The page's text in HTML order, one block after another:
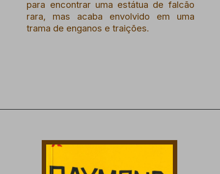
para encontrar uma estátua de falcão
rara, mas acaba envolvido em uma
trama de enganos e traições.